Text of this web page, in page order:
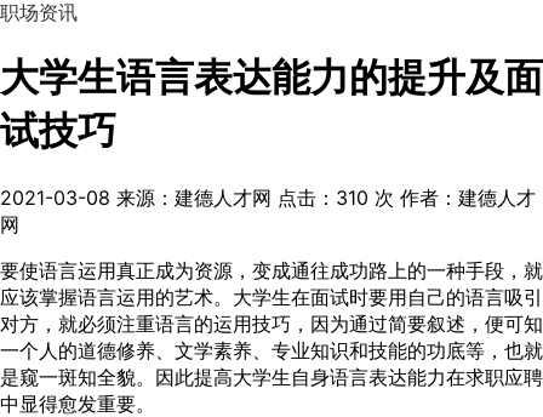
职场资讯
大学生语言表达能力的提升及面
试技巧
2021-03-08 来源：建德人才网 点击： 310 次 作者：建德人才
网
要使语言运用真正成为资源，变成通往成功路上的一种手段，就
应该掌握语言运用的艺术。大学生在面试时要用自己的语言吸引
对方，就必须注重语言的运用技巧，因为通过简要叙述，便可知
一个人的道德修养、文学素养、专业知识和技能的功底等，也就
是窥一斑知全貌。因此提高大学生自身语言表达能力在求职应聘
中显得愈发重要。